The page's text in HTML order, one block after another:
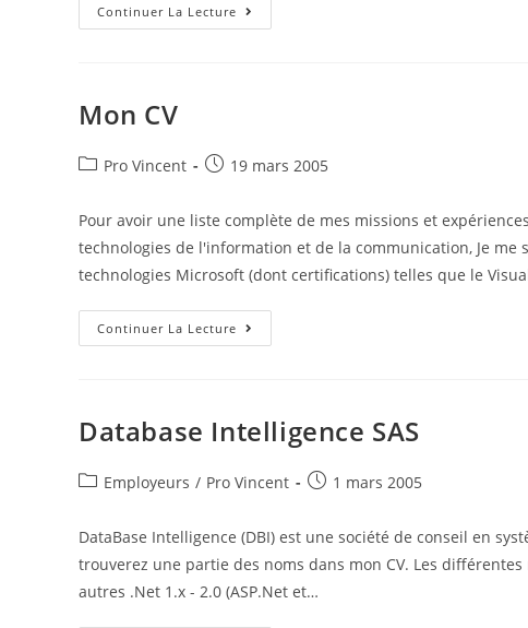
Continuer La Lecture ImageResizer
Mon CV
PostPro Vincent
Post19 mars 2005
Pour avoir une liste complète de mes missions et
technologies de l'information et de la communication, Je
technologies Microsoft (dont certifications) telles que le
Continuer La Lecture Mon
CV
Database Intelligence SAS
PostEmployeurs / Pro Vincent
Post1 mars 2005
DataBase Intelligence (DBI) est une société de conseil en
trouverez une partie des noms dans mon CV. Les
autres .Net 1.x - 2.0 (ASP.Net et…